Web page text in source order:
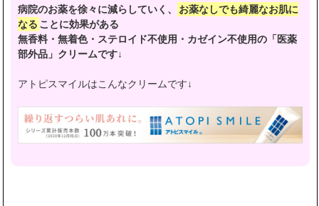
病院のお薬を徐々に減らしていく、
お薬なしでも綺麗なお肌に
なる ことに効果がある
無香料・無着色・ステロイド不使用・カゼイン不使用の「医薬
部外品」クリームです↓
アトピスマイルはこんなクリームです↓